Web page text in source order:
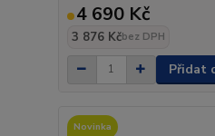
4 690 Kč
3 876 Kčbez DPH
Přidat
Novinka